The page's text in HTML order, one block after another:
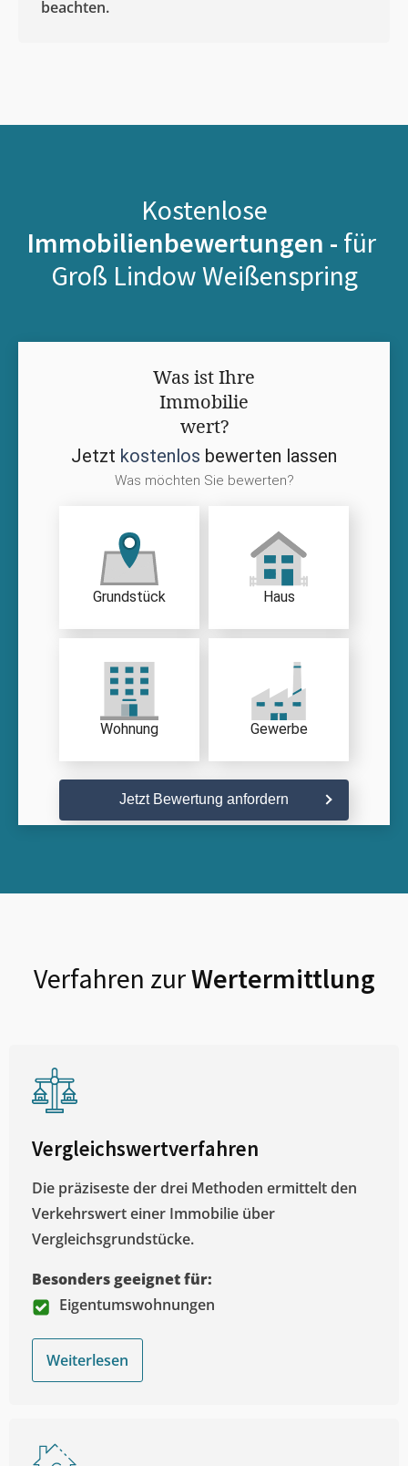
beachten.
Kostenlose
Immobilienbewertungen - für
Groß Lindow Weißenspring
Was ist Ihre
Immobilie
wert?
Jetzt kostenlos bewerten lassen
Was möchten Sie bewerten?
Grundstück Haus
Wohnung Gewerbe
Jetzt Bewertung anfordern
Verfahren zurWertermittlung
Vergleichswertverfahren
Die präziseste der drei Methoden ermittelt den
Verkehrswert einer Immobilie über
Vergleichsgrundstücke.
Besonders geeignet für:
Eigentumswohnungen
Weiterlesen